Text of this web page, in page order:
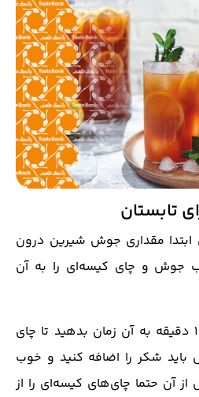
تابستان
ابتدا مقداری جوش شیرین درون
جوش و چای کیسه‌ای را به آن
روی پارچ را بپوشانید و ۱۵ دقیقه به آن زمان بدهید تا چای
شکر را اضافه کنید و خوب
آن حتما چای‌های کیسه‌ای را از